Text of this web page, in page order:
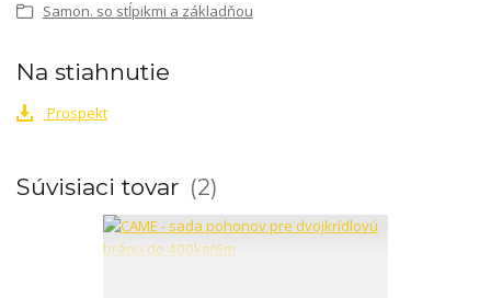
Samon. so stĺpikmi a základňou
Na stiahnutie
Prospekt
Súvisiaci tovar 2